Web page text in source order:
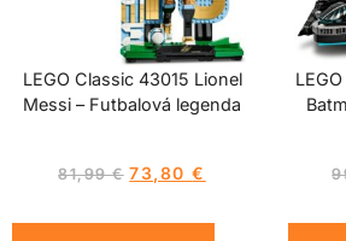
LEGO Classic 43015 Lionel
Messi – Futbalová legenda
81,99€ 73,80€